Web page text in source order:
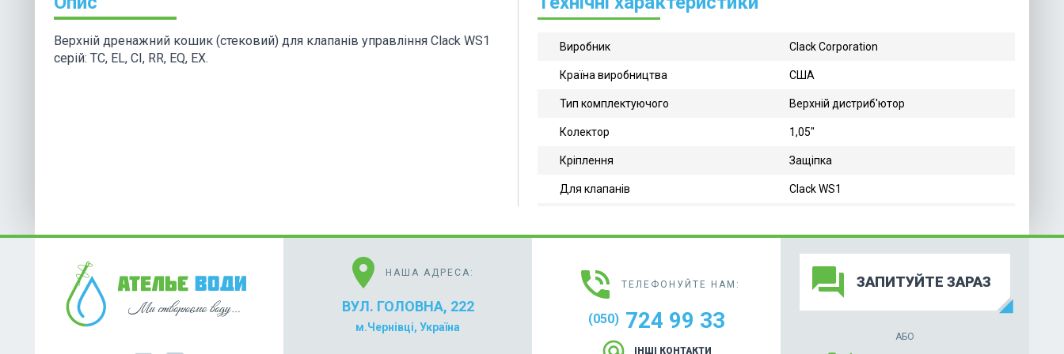
Верхній дренажний кошик (стековий) для клапанів управління Сlack WS1
серій: TC, EL, CI, RR, EQ, EX.
Виробник Clack Corporation
Країна виробництва США
Тип комплектуючого Верхній дистриб'ютор
Колектор 1,05"
Кріплення Защіпка
Для клапанів Clack WS1
location_on НАША АДРЕСА:
ВУЛ. ГОЛОВНА, 222
м.Чернівці, Україна
phone_in_talk ТЕЛЕФОНУЙТЕ НАМ:
(050) 724 99 33
ІНШІ КОНТАКТИ
forum ЗАПИТУЙТЕ ЗАРАЗ
АБО